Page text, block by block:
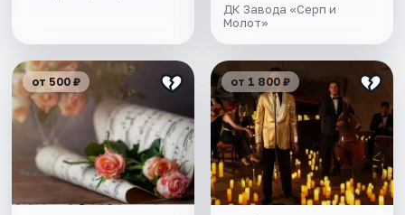
ДК Завода «Серп и
Молот»
от 500 ₽ от 1 800 ₽